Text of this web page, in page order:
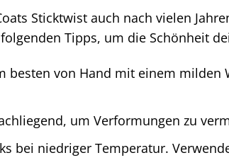
Sticktwist auch nach vielen
Tipps, um die Schönheit
besten von Hand mit einem milden
um Verformungen zu
bei niedriger Temperatur.